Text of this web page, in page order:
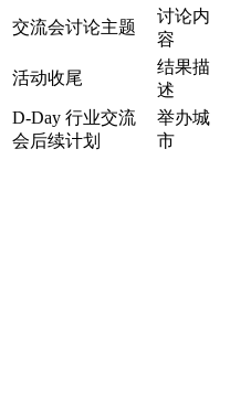
交流会讨论主题
讨论内
容
活动收尾
结果描
述
D-Day 行业交流
会后续计划
举办城
市